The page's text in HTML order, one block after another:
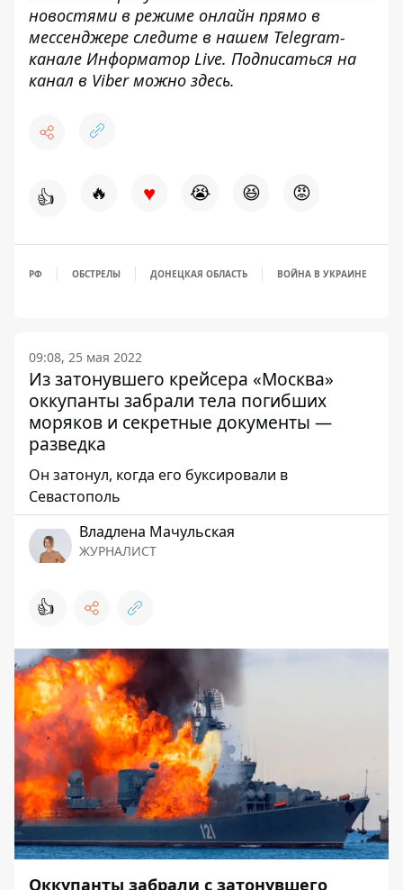
новостями в режиме онлайн прямо в
мессенджере следите в нашем Telegram-
канале Информатор Live. Подписаться на
канал в Viber можно здесь.
👍 🔥 ♥ 😭 😆 😡
РФ ОБСТРЕЛЫ ДОНЕЦКАЯ ОБЛАСТЬ ВОЙНА В УКРАИНЕ
09:08, 25 мая 2022
Из затонувшего крейсера «Москва»
оккупанты забрали тела погибших
моряков и секретные документы —
разведка
Он затонул, когда его буксировали в
Севастополь
Владлена Мачульская
ЖУРНАЛИСТ
👍
Оккупанты забрали с затонувшего